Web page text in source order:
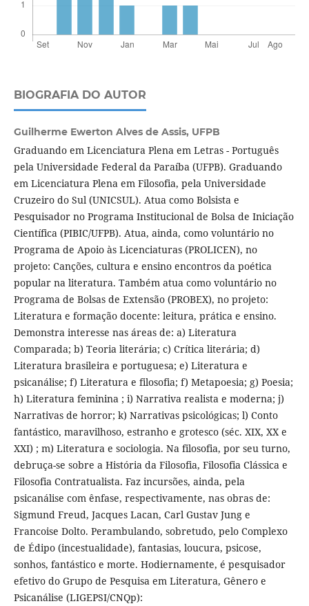
BIOGRAFIA DO AUTOR
Guilherme Ewerton Alves de Assis, UFPB
Graduando em Licenciatura Plena em Letras - Português
pela Universidade Federal da Paraíba (UFPB). Graduando
em Licenciatura Plena em Filosofia, pela Universidade
Cruzeiro do Sul (UNICSUL). Atua como Bolsista e
Pesquisador no Programa Institucional de Bolsa de Iniciação
Científica (PIBIC/UFPB). Atua, ainda, como voluntário no
Programa de Apoio às Licenciaturas (PROLICEN), no
projeto: Canções, cultura e ensino encontros da poética
popular na literatura. Também atua como voluntário no
Programa de Bolsas de Extensão (PROBEX), no projeto:
Literatura e formação docente: leitura, prática e ensino.
Demonstra interesse nas áreas de: a) Literatura
Comparada; b) Teoria literária; c) Crítica literária; d)
Literatura brasileira e portuguesa; e) Literatura e
psicanálise; f) Literatura e filosofia; f) Metapoesia; g) Poesia;
h) Literatura feminina ; i) Narrativa realista e moderna; j)
Narrativas de horror; k) Narrativas psicológicas; l) Conto
fantástico, maravilhoso, estranho e grotesco (séc. XIX, XX e
XXI) ; m) Literatura e sociologia. Na filosofia, por seu turno,
debruça-se sobre a História da Filosofia, Filosofia Clássica e
Filosofia Contratualista. Faz incursões, ainda, pela
psicanálise com ênfase, respectivamente, nas obras de:
Sigmund Freud, Jacques Lacan, Carl Gustav Jung e
Francoise Dolto. Perambulando, sobretudo, pelo Complexo
de Édipo (incestualidade), fantasias, loucura, psicose,
sonhos, fantástico e morte. Hodiernamente, é pesquisador
efetivo do Grupo de Pesquisa em Literatura, Gênero e
Psicanálise (LIGEPSI/CNQp):